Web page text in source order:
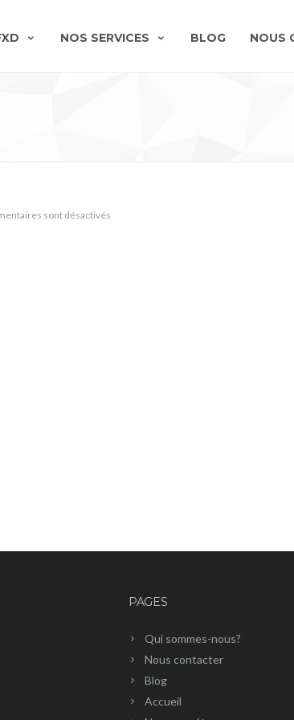
NOS SERVICES BLOG NOUS
sont désactivés
PAGES
Qui sommes-nous?
Nous contacter
Blog
Accueil